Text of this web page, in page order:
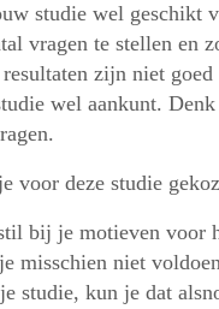
studie wel geschikt
vragen te stellen en
zijn niet goed
wel aankunt. Denk
voor deze studie
bij je motieven voor
misschien niet
studie, kun je dat